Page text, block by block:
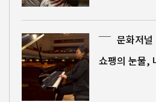
문화저널
쇼팽의 눈물,